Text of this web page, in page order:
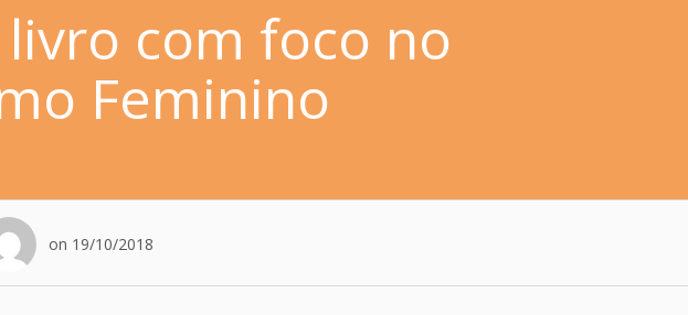
com foco no
Feminino
on 19/10/2018